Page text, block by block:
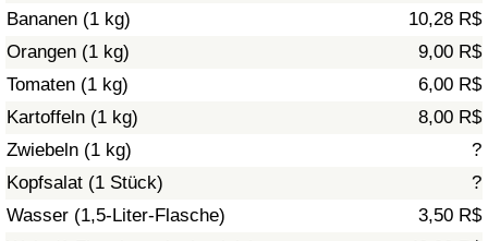
Bananen (1 kg)
10,28 R$
Orangen (1 kg)
9,00 R$
Tomaten (1 kg)
6,00 R$
Kartoffeln (1 kg)
8,00 R$
Zwiebeln (1 kg)
?
Kopfsalat (1 Stück)
?
Wasser (1,5-Liter-Flasche)
3,50 R$
Verschmutzungsindex
Umweltverschmutzungs-Index nach Land
Verkehr
Verkehrs-Index